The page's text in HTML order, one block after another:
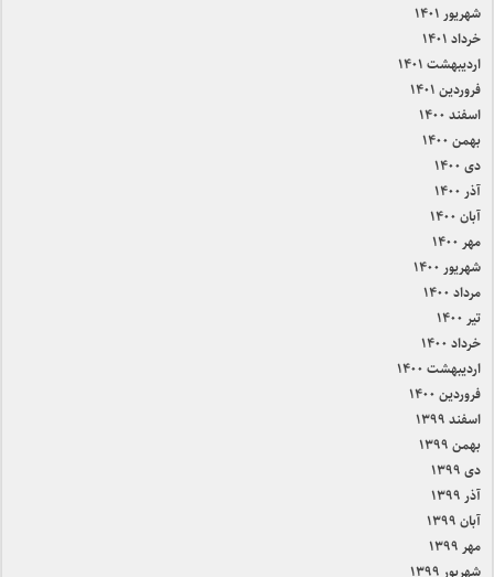
شهریور ۱۴۰۱
خرداد ۱۴۰۱
اردیبهشت ۱۴۰۱
فروردین ۱۴۰۱
اسفند ۱۴۰۰
بهمن ۱۴۰۰
دی ۱۴۰۰
آذر ۱۴۰۰
آبان ۱۴۰۰
مهر ۱۴۰۰
شهریور ۱۴۰۰
مرداد ۱۴۰۰
تیر ۱۴۰۰
خرداد ۱۴۰۰
اردیبهشت ۱۴۰۰
فروردین ۱۴۰۰
اسفند ۱۳۹۹
بهمن ۱۳۹۹
دی ۱۳۹۹
آذر ۱۳۹۹
آبان ۱۳۹۹
مهر ۱۳۹۹
شهریور ۱۳۹۹